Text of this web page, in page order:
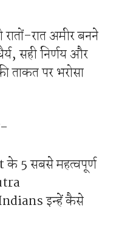
रात अमीर बनने
सही निर्णय और
पर भरोसा
5 सबसे महत्वपूर्ण
इन्हें कैसे